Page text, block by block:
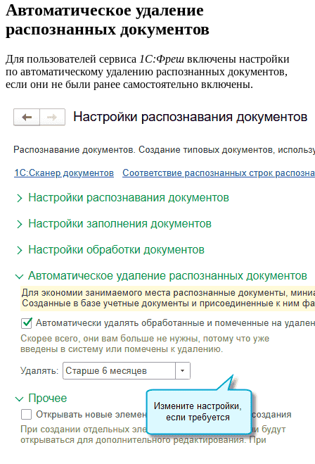
Автоматическое удаление
распознанных документов
Для пользователей сервиса 1С:Фреш включены настройки
по автоматическому удалению распознанных документов,
если они не были ранее самостоятельно включены.